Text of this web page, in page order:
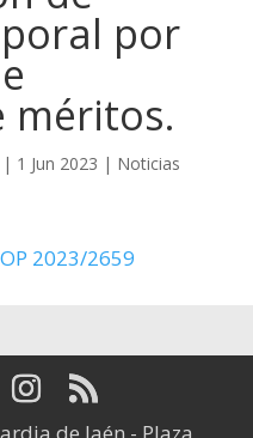
por
méritos.
| 1 Jun 2023 | Noticias
2023/2659